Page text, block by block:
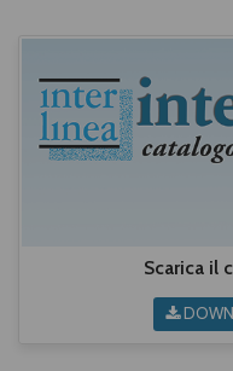
Scarica il